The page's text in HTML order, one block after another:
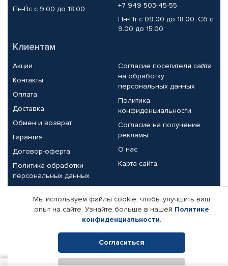
Пн-Вс с 9.00 до 18.00
+7 949 503-45-55
Пн-Пт с 09.00 до 18.00, Сб с
9.00 до 15.00
Клиентам
Акции
Контакты
Оплата
Доставка
Обмен и возврат
Гарантия
Договор-оферта
Политика обработки
персональных данных
Согласие посетителя сайта
на обработку
персональных данных
Политика
конфиденциальности
Согласие на получение
рекламы
О нас
Карта сайта
Партнерам
Корпоративным клиентам
Поставщикам
Реквизиты компании
Мы используем файлы cookie, чтобы улучшить ваш
опыт на сайте. Узнайте больше в нашей Политике
конфиденциальности.
Согласиться